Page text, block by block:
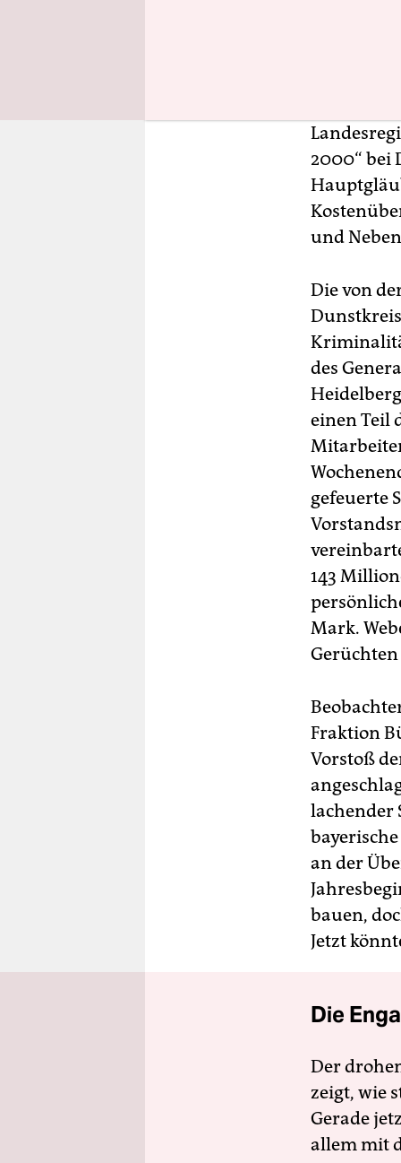
als
2000“ bei
und
Die von
des
einen Teil
gefeuerte
143
Mark.
Fraktion
Vorstoß
lachender
an der
bauen,
Jetzt
Die
Der
zeigt, wie
Gerade
allem mit